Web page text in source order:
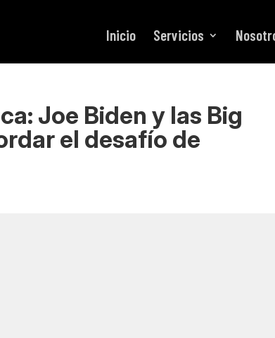
Inicio Servicios
Joe Biden y las Big
el desafío de